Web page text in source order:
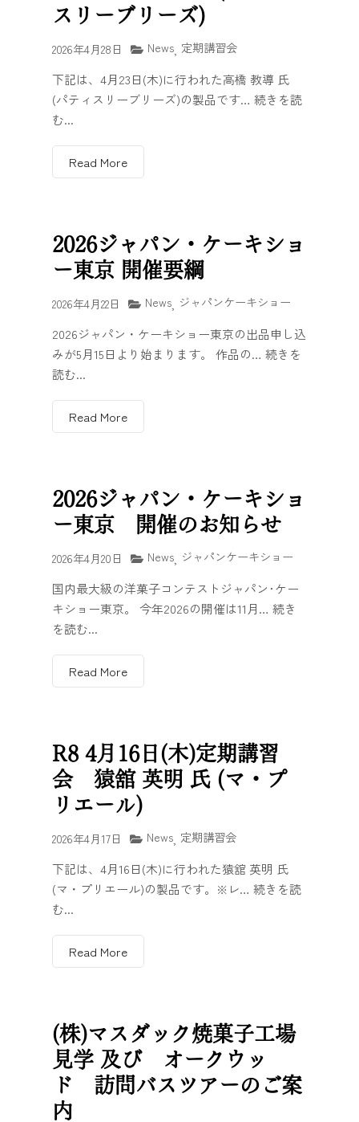
スリーブリーズ)
2026年4月28日 News 定期講習会
下記は、4月23日(木)に行われた高橋 教導 氏
(パティスリーブリーズ)の製品です… 続きを読
む...
Read More
2026ジャパン・ケーキショ
ー東京 開催要綱
2026年4月22日 News ジャパンケーキショー
2026ジャパン・ケーキショー東京の出品申し込
みが5月15日より始まります。 作品の… 続きを
読む...
Read More
2026ジャパン・ケーキショ
ー東京 開催のお知らせ
2026年4月20日 News ジャパンケーキショー
国内最大級の洋菓子コンテストジャパン･ケー
キショー東京。 今年2026の開催は11月… 続き
を読む...
Read More
R8 4月16日(木)定期講習
会 猿舘 英明 氏 (マ・プ
リエール)
2026年4月17日 News 定期講習会
下記は、4月16日(木)に行われた猿舘 英明 氏
(マ・プリエール)の製品です。※レ… 続きを読
む...
Read More
(株)マスダック焼菓子工場
見学 及び オークウッ
ド 訪問バスツアーのご案
内